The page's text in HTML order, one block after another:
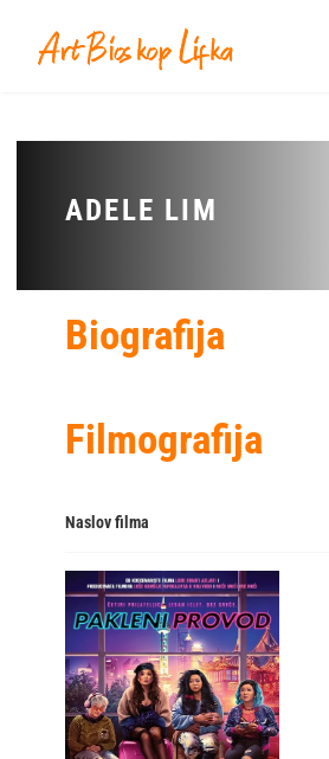
ADELE LIM
Biografija
Filmografija
Naslov filma